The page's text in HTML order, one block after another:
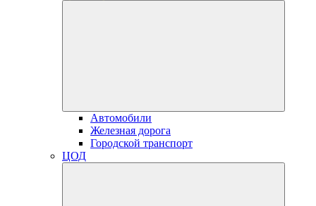
Автомобили
Железная дорога
Городской транспорт
ЦОД